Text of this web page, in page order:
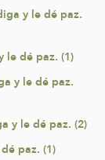
y le dé paz.
le dé paz. (1)
y le dé paz.
y le dé paz. (2)
paz. (1)